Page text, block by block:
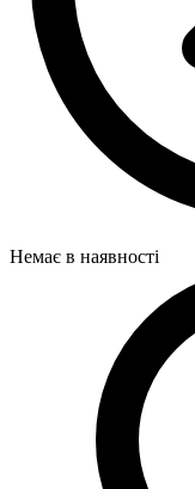
Немає в наявності